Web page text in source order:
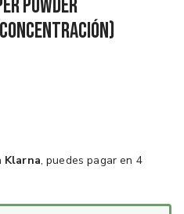
Powder
Klarna, puedes pagar en 4